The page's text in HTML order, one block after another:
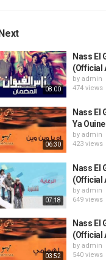
08:00
Nass El
by admin
474 views
06:30
Nass El
by admin
423 views
07:18
Nass El
by admin
649 views
03:52
Nass El
by admin
540 views